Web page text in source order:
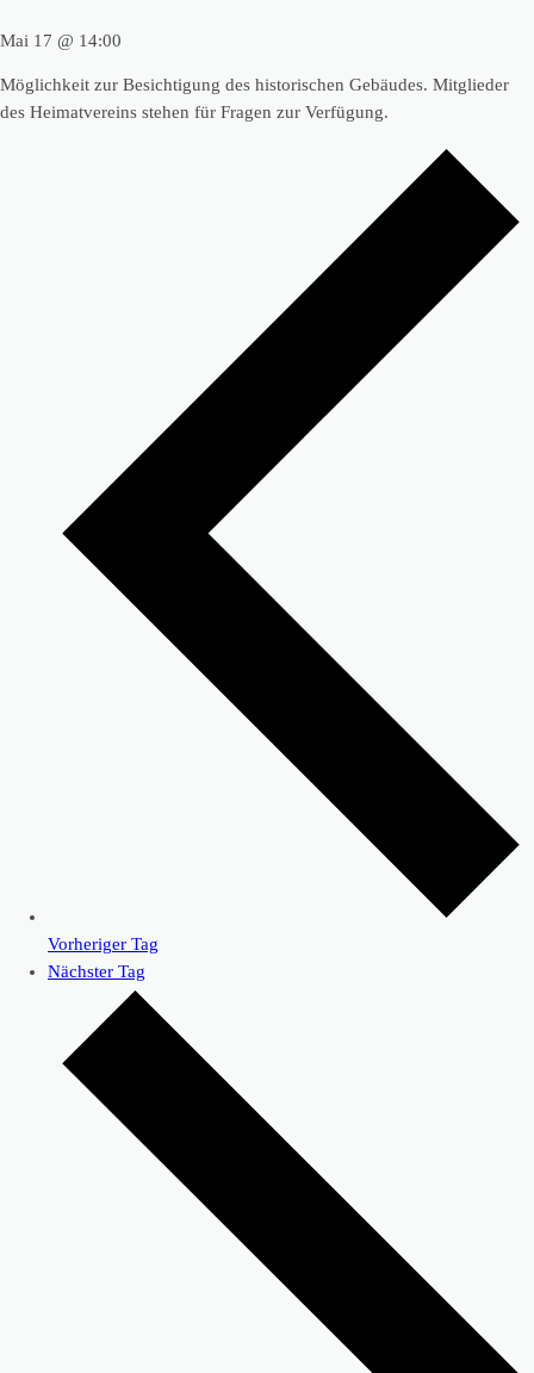
Mai 17 @ 14:00
Möglichkeit zur Besichtigung des historischen Gebäudes. Mitglieder
des Heimatvereins stehen für Fragen zur Verfügung.
Vorheriger Tag
Nächster Tag